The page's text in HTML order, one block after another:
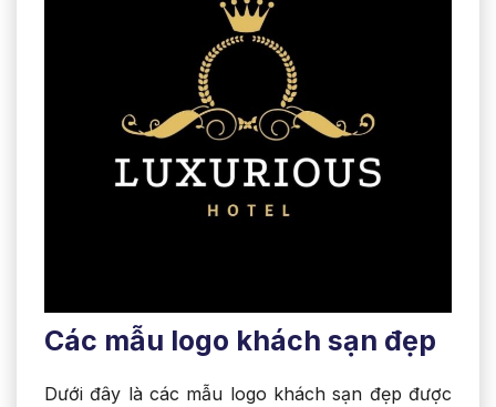
Các mẫu logo khách sạn đẹp
Dưới đây là các mẫu logo khách sạn đẹp được